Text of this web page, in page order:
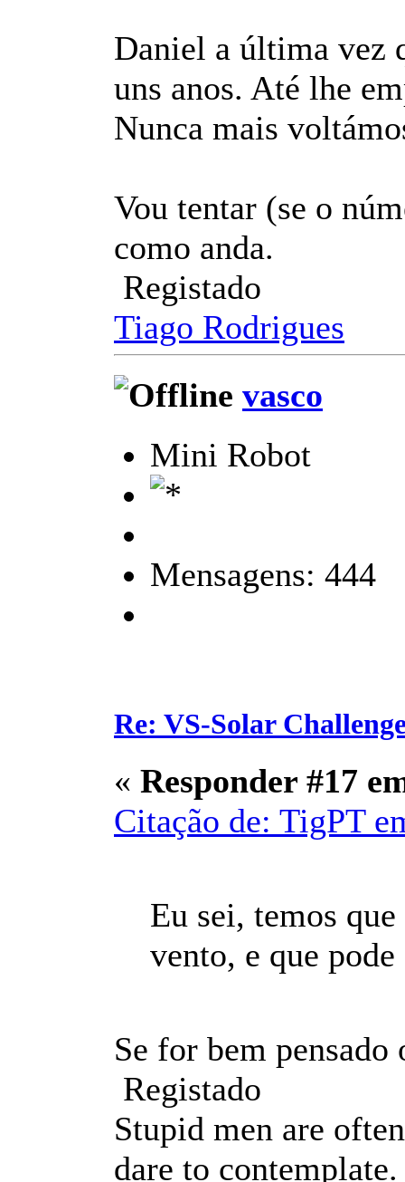
Daniel a última vez
uns anos. Até lhe
Nunca mais
Vou tentar (se o
como anda.
Registado
Tiago Rodrigues
vasco
Mini Robot
Mensagens: 444
Re: VS-Solar
« Responder #17
Citação de: TigPT
Eu sei, temos
vento, e que
Se for bem
Registado
Stupid men are
dare to contemplate.